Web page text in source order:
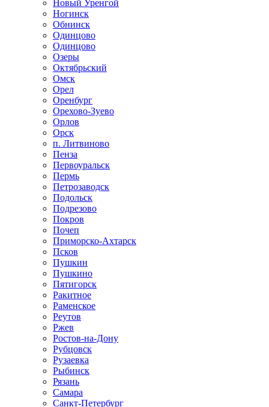
Новый Уренгой
Ногинск
Обнинск
Одинцово
Одинцово
Озеры
Октябрьский
Омск
Орел
Оренбург
Орехово-Зуево
Орлов
Орск
п. Литвиново
Пенза
Первоуральск
Пермь
Петрозаводск
Подольск
Подрезово
Покров
Почеп
Приморско-Ахтарск
Псков
Пушкин
Пушкино
Пятигорск
Ракитное
Раменское
Реутов
Ржев
Ростов-на-Дону
Рубцовск
Рузаевка
Рыбинск
Рязань
Самара
Санкт-Петербург